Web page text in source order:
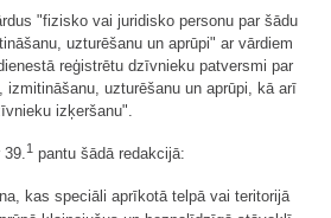
"fizisko vai juridisko personu par šādu
uzturēšanu un aprūpi" ar vārdiem
reģistrētu dzīvnieku patversmi par
uzturēšanu un aprūpi, kā arī
izķeršanu".
39.1 pantu šādā redakcijā:
kas speciāli aprīkotā telpā vai teritorijā